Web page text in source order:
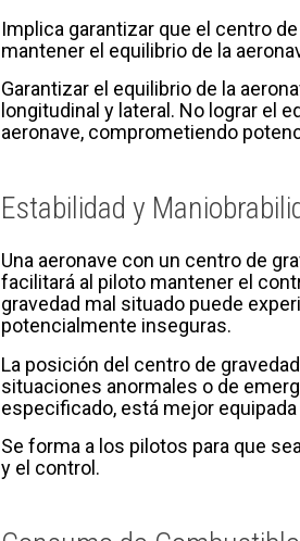
Implica garantizar que el centro
mantener el equilibrio de la
Garantizar el equilibrio de la
longitudinal y lateral. No lograr el
aeronave, comprometiendo
Estabilidad y
Una aeronave con un centro de
facilitará al piloto mantener el
gravedad mal situado puede
potencialmente inseguras.
La posición del centro de
situaciones anormales o de
especificado, está mejor
Se forma a los pilotos para que
y el control.